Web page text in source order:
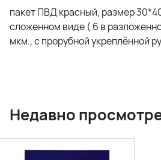
пакет ПВД красный, размер
сложенном виде ( 6 в
мкм., с прорубной укреплённой
Недавно